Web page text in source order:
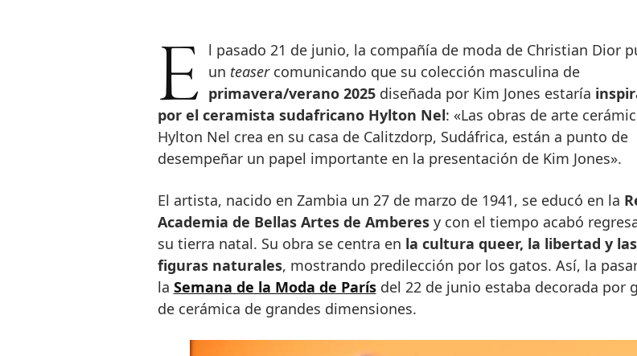
El pasado 21 de junio, la compañía de moda de Christian Dior publicó un teasercomunicando que su colección masculina de
primavera/verano 2025diseñada por Kim Jones estaría
por el ceramista sudafricano Hylton Nel: «Las obras de arte
Hylton Nel crea en su casa de Calitzdorp, Sudáfrica, están a punto de
desempeñar un papel importante en la presentación de Kim Jones».
El artista, nacido en Zambia un 27 de marzo de 1941, se educó en la
Academia de Bellas Artes de Amberes y con el tiempo acabó
su tierra natal. Su obra se centra en la cultura queer, la libertad y las
figuras naturales, mostrando predilección por los gatos. Así, la
la Semana de la Moda de Parísdel 22 de junio estaba decorada por
de cerámica de grandes dimensiones.